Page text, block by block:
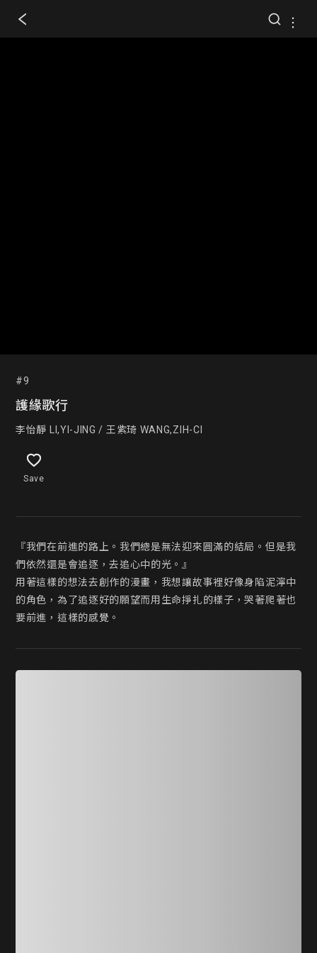
#9
護緣歌行
李怡靜 LI,YI-JING / 王紫琦 WANG,ZIH-CI
Save
『我們在前進的路上。我們總是無法迎來圓滿的結局。但是我
們依然還是會追逐，去追心中的光。』
用著這樣的想法去創作的漫畫，我想讓故事裡好像身陷泥濘中
的角色，為了追逐好的願望而用生命掙扎的樣子，哭著爬著也
要前進，這樣的感覺。